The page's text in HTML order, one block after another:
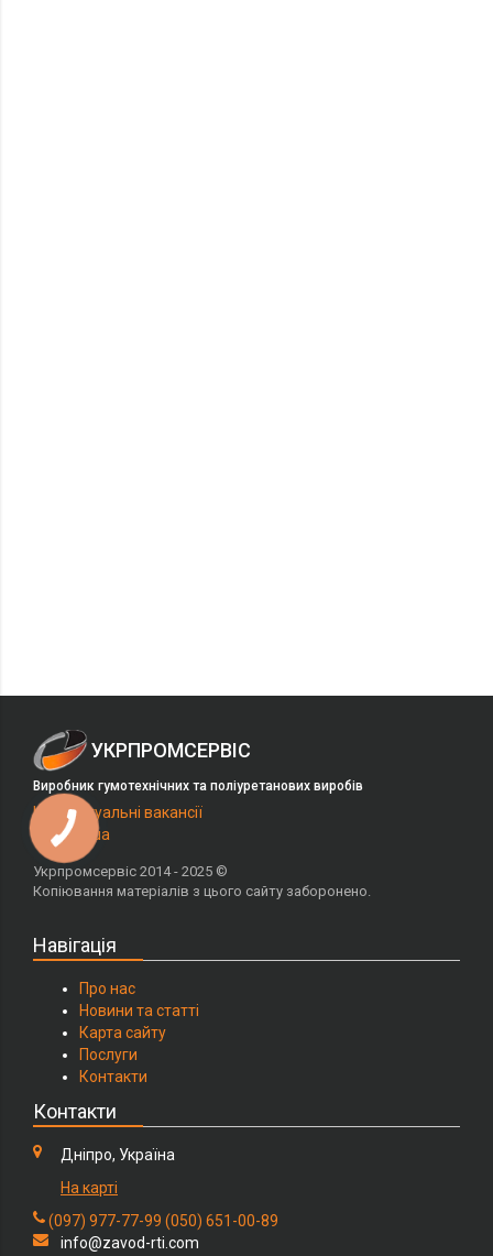
УКРПРОМСЕРВІС
Виробник гумотехнічних та поліуретанових виробів
Наші актуальні вакансії
на Work.ua
Укрпромсервіс 2014 - 2025 ©
Копіювання матеріалів з цього сайту заборонено.
Навігація
Про нас
Новини та статті
Карта сайту
Послуги
Контакти
Контакти
Дніпро, Україна
На карті
(097) 977-77-99 (050) 651-00-89
info@zavod-rti.com